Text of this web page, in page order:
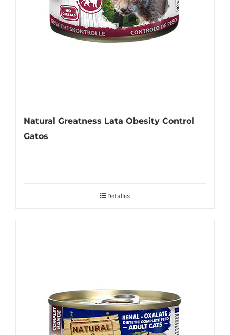
Natural Greatness Lata Obesity Control
Gatos
Detalles